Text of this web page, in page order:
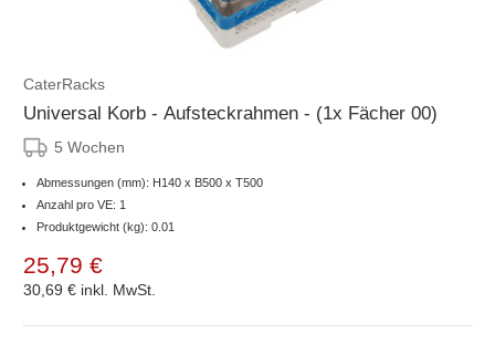
CaterRacks
Universal Korb - Aufsteckrahmen - (1x Fächer 00)
5 Wochen
Abmessungen (mm): H140 x B500 x T500
Anzahl pro VE: 1
Produktgewicht (kg): 0.01
25,79 €
30,69 € inkl. MwSt.